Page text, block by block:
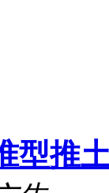
型推